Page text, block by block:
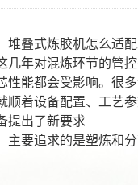
堆叠式炼胶机怎么适
几年对混炼环节的管
性能都会受影响。很
顺着设备配置、工艺
提出了新要求
主要追求的是塑炼和